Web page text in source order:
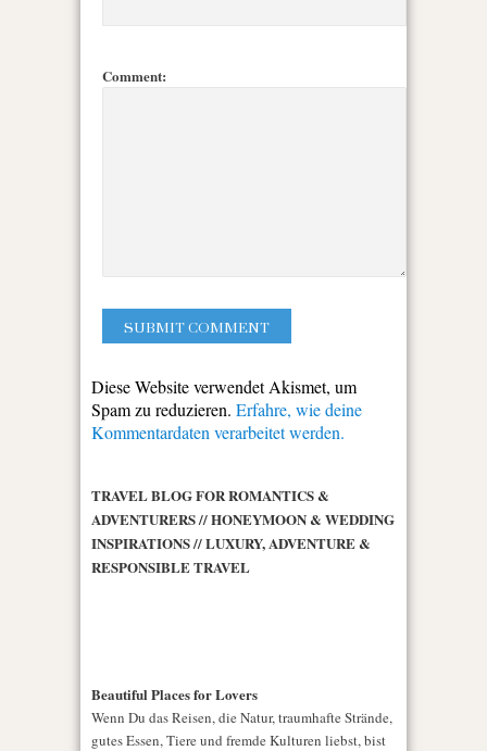
Comment:
Diese Website verwendet Akismet, um
Spam zu reduzieren. Erfahre, wie deine
Kommentardaten verarbeitet werden.
TRAVEL BLOG FOR ROMANTICS &
ADVENTURERS // HONEYMOON & WEDDING
INSPIRATIONS // LUXURY, ADVENTURE &
RESPONSIBLE TRAVEL
Beautiful Places for Lovers
Wenn Du das Reisen, die Natur, traumhafte Strände,
gutes Essen, Tiere und fremde Kulturen liebst, bist